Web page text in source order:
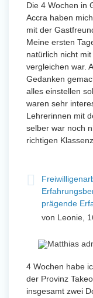
Die 4 Wochen in
Accra haben
mit der
Meine ersten
natürlich nicht
vergleichen war.
Gedanken
alles einstellen
waren sehr
Lehrerinnen mit
selber war noch
richtigen
prägende
von Leonie,
4 Wochen habe
der Provinz
insgesamt zwei